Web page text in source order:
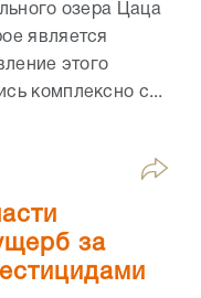
озера Цаца
является
этого
комплексно с...
за